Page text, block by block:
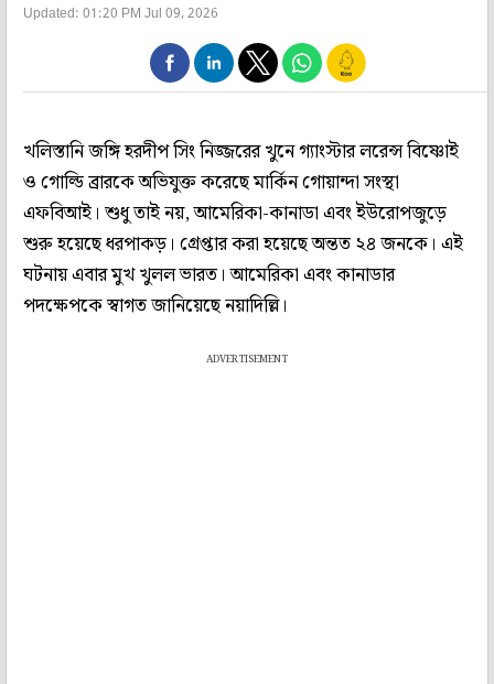
Updated: 01:20 PM Jul 09, 2026
খলিস্তানি জঙ্গি হরদীপ সিং নিজ্জরের খুনে গ্যাংস্টার লরেন্স বিষ্ণোই
ও গোল্ডি ব্রারকে অভিযুক্ত করেছে মার্কিন গোয়ান্দা সংস্থা
এফবিআই। শুধু তাই নয়, আমেরিকা-কানাডা এবং ইউরোপজুড়ে
শুরু হয়েছে ধরপাকড়। গ্রেপ্তার করা হয়েছে অন্তত ২৪ জনকে। এই
ঘটনায় এবার মুখ খুলল ভারত। আমেরিকা এবং কানাডার
পদক্ষেপকে স্বাগত জানিয়েছে নয়াদিল্লি।
ADVERTISEMENT